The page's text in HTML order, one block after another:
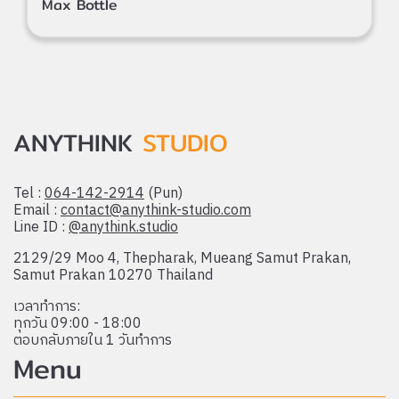
Max Bottle
ANYTHINK STUDIO
Tel :064-142-2914(Pun)
Email :contact@anythink-studio.com
Line ID :@anythink.studio
2129/29 Moo 4, Thepharak, Mueang Samut Prakan,
Samut Prakan 10270 Thailand
เวลาทำการ:
ทุกวัน 09:00 - 18:00
ตอบกลับภายใน 1 วันทำการ
Menu